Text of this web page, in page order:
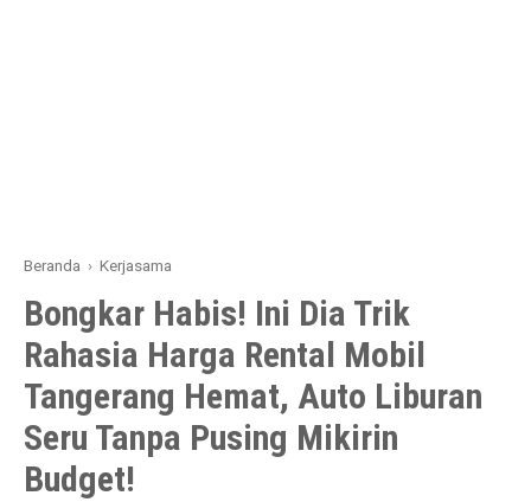
Beranda ›Kerjasama
Bongkar Habis! Ini Dia Trik
Rahasia Harga Rental Mobil
Tangerang Hemat, Auto Liburan
Seru Tanpa Pusing Mikirin
Budget!